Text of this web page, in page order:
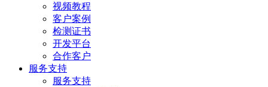
视频教程
客户案例
检测证书
开发平台
合作客户
服务支持
服务支持